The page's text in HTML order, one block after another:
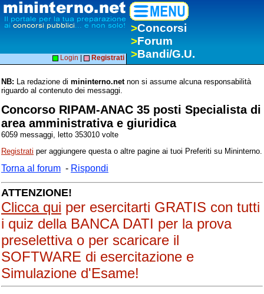
>Concorsi
>Forum
>Bandi/G.U.
Login Registrati
NB: La redazione di mininterno.netnon si assume alcuna responsabilità
riguardo al contenuto dei messaggi.
Concorso RIPAM-ANAC 35 posti Specialista di
area amministrativa e giuridica
6059 messaggi, letto 353010 volte
Registrati per aggiungere questa o altre pagine ai tuoi Preferiti su Mininterno.
Torna al forum - Rispondi
ATTENZIONE!
Clicca qui per esercitarti GRATIS con tutti
i quiz della BANCA DATI per la prova
preselettiva o per scaricare il
SOFTWARE di esercitazione e
Simulazione d'Esame!